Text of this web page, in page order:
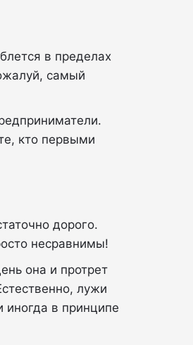
в пределах
самый
кто первыми
дорого.
несравнимы!
она и протрет
лужи
иногда в принципе